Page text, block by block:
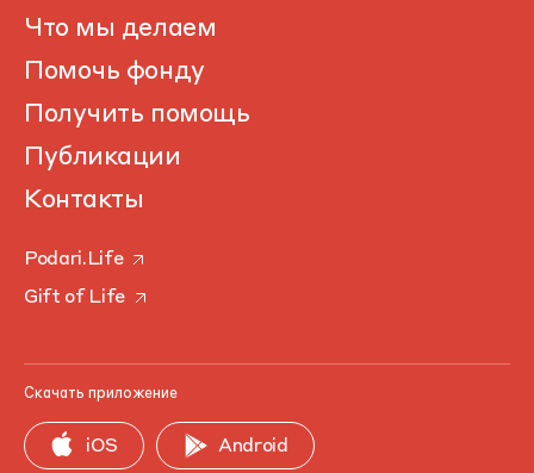
Что мы делаем
Помочь фонду
Получить помощь
Публикации
Контакты
Podari.Life
Gift of Life
Скачать приложение
iOS Android